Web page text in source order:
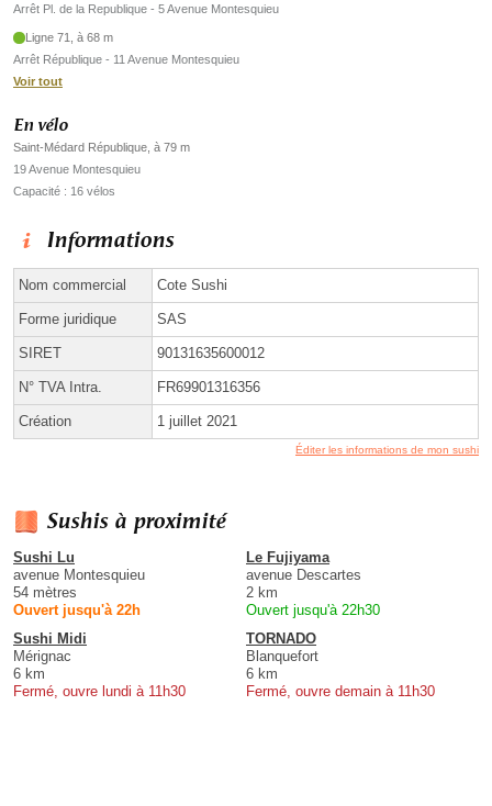
Arrêt Pl. de la Republique - 5 Avenue Montesquieu
Ligne 71, à 68 m
Arrêt République - 11 Avenue Montesquieu
Voir tout
En vélo
Saint-Médard République, à 79 m
19 Avenue Montesquieu
Capacité : 16 vélos
Informations
Nom commercial Cote Sushi
Forme juridique SAS
SIRET 90131635600012
N° TVA Intra. FR69901316356
Création 1 juillet 2021
Éditer les informations de mon sushi
Sushis à proximité
Sushi Lu
avenue Montesquieu
54 mètres
Ouvert jusqu'à 22h
Le Fujiyama
avenue Descartes
2 km
Ouvert jusqu'à 22h30
Sushi Midi
Mérignac
6 km
Fermé, ouvre lundi à 11h30
TORNADO
Blanquefort
6 km
Fermé, ouvre demain à 11h30